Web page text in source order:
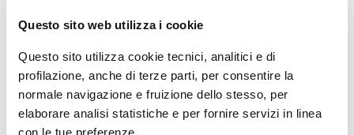
Questo sito web utilizza i cookie
Questo sito utilizza cookie tecnici, analitici e di
profilazione, anche di terze parti, per consentire la
normale navigazione e fruizione dello stesso, per
elaborare analisi statistiche e per fornire servizi in linea
con le tue preferenze.
la seconda dal 2026, cambierà, migliorandoli, il volto e la
stakeholder per definire le modalità operative più
appropriate al fine di garantire l’esistente e al tempo
stesso di proiettarci nel futuro in un’ottica di sviluppo dei
traffici”.